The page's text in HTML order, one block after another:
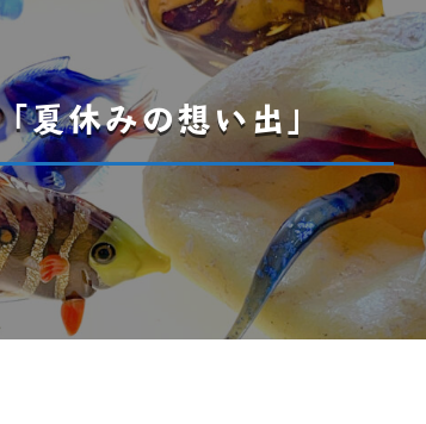
夏休みの想い出」